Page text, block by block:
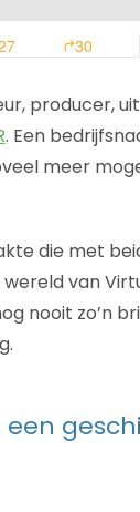
producer,
. Een
meer
die met
van
nooit zo’n
een